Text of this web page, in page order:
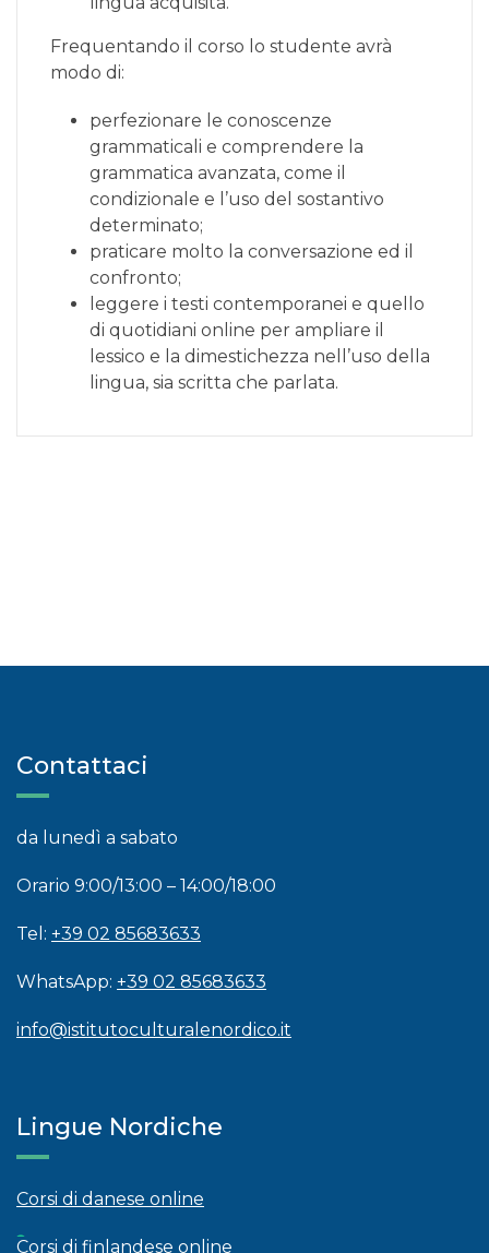
Frequentando il corso lo studente avrà
modo di:
perfezionare le conoscenze
grammaticali e comprendere la
grammatica avanzata, come il
condizionale e l’uso del sostantivo
determinato;
praticare molto la conversazione ed il
confronto;
leggere i testi contemporanei e quello
di quotidiani online per ampliare il
lessico e la dimestichezza nell’uso della
lingua, sia scritta che parlata.
Contattaci
da lunedì a sabato
Orario 9:00/13:00 – 14:00/18:00
Tel: +39 02 85683633
WhatsApp: +39 02 85683633
info@istitutoculturalenordico.it
Lingue Nordiche
Corsi di danese online
Corsi di finlandese online